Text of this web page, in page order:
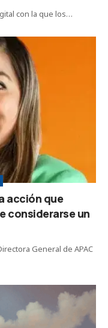
con la que los…
acción que
considerarse un
General de APAC